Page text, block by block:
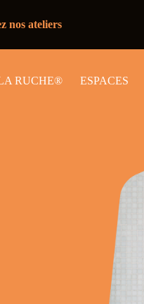
nos ateliers
RUCHE® ESPACES